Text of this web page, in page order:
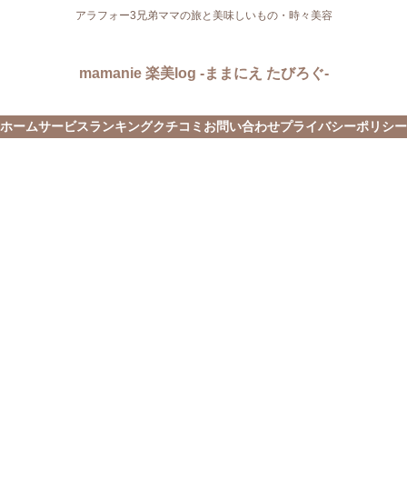
アラフォー3兄弟ママの旅と美味しいもの・時々美容
mamanie 楽美log -ままにえ たびろぐ-
ホームサービスランキングクチコミ お問い合わせプライバシーポリシー